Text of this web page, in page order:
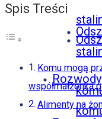
Rozwody
Spis Treści
Komu mogą
współmałżonka
Alimenty na